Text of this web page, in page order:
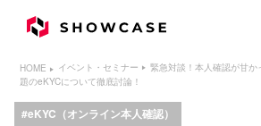
HOME イベント・セミナー
緊急対談！本人確認が甘
題のeKYCについて徹底討論！
eKYC（オンライン本人確認）